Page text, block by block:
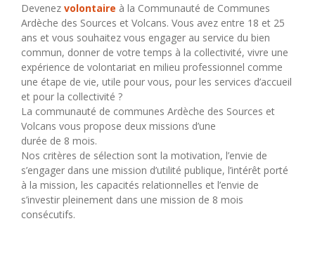
Devenez volontaire à la Communauté de Communes
Ardèche des Sources et Volcans. Vous avez entre 18 et 25
ans et vous souhaitez vous engager au service du bien
commun, donner de votre temps à la collectivité, vivre une
expérience de volontariat en milieu professionnel comme
une étape de vie, utile pour vous, pour les services d’accueil
et pour la collectivité ?
La communauté de communes Ardèche des Sources et
Volcans vous propose deux missions d’une
durée de 8 mois.
Nos critères de sélection sont la motivation, l’envie de
s’engager dans une mission d’utilité publique, l’intérêt porté
à la mission, les capacités relationnelles et l’envie de
s’investir pleinement dans une mission de 8 mois
consécutifs.